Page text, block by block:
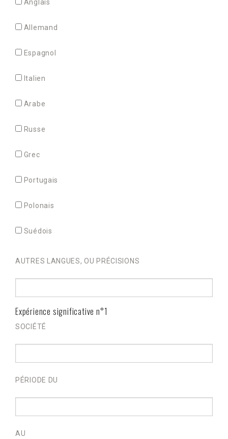
Anglais
Allemand
Espagnol
Italien
Arabe
Russe
Grec
Portugais
Polonais
Suédois
AUTRES LANGUES, OU PRÉCISIONS
Expérience significative n°1
SOCIÉTÉ
PÉRIODE DU
AU